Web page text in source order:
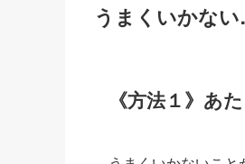
うまくいかな
《方法１》あ